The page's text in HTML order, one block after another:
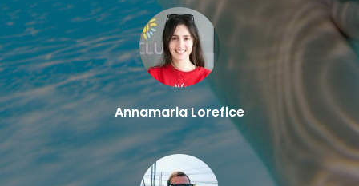
Annamaria Lorefice